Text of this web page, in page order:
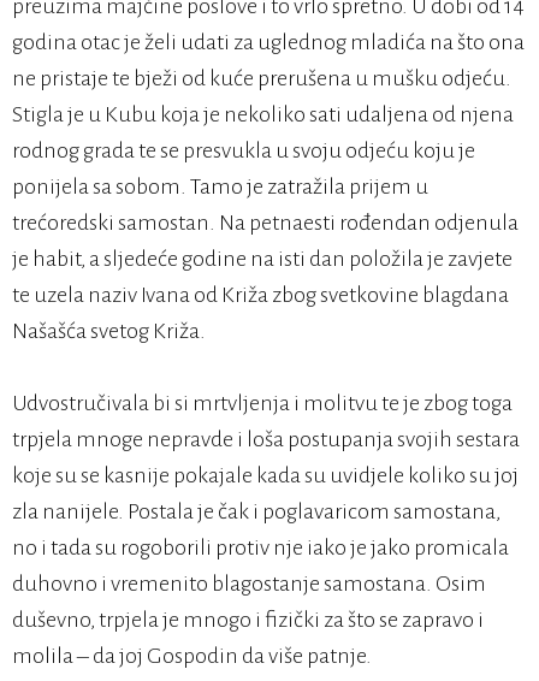
preuzima majčine poslove i to vrlo spretno. U dobi od 14
godina otac je želi udati za uglednog mladića na što ona
ne pristaje te bježi od kuće prerušena u mušku odjeću.
Stigla je u Kubu koja je nekoliko sati udaljena od njena
rodnog grada te se presvukla u svoju odjeću koju je
ponijela sa sobom. Tamo je zatražila prijem u
trećoredski samostan. Na petnaesti rođendan odjenula
je habit, a sljedeće godine na isti dan položila je zavjete
te uzela naziv Ivana od Križa zbog svetkovine blagdana
Našašća svetog Križa.
Udvostručivala bi si mrtvljenja i molitvu te je zbog toga
trpjela mnoge nepravde i loša postupanja svojih sestara
koje su se kasnije pokajale kada su uvidjele koliko su joj
zla nanijele. Postala je čak i poglavaricom samostana,
no i tada su rogoborili protiv nje iako je jako promicala
duhovno i vremenito blagostanje samostana. Osim
duševno, trpjela je mnogo i fizički za što se zapravo i
molila – da joj Gospodin da više patnje.